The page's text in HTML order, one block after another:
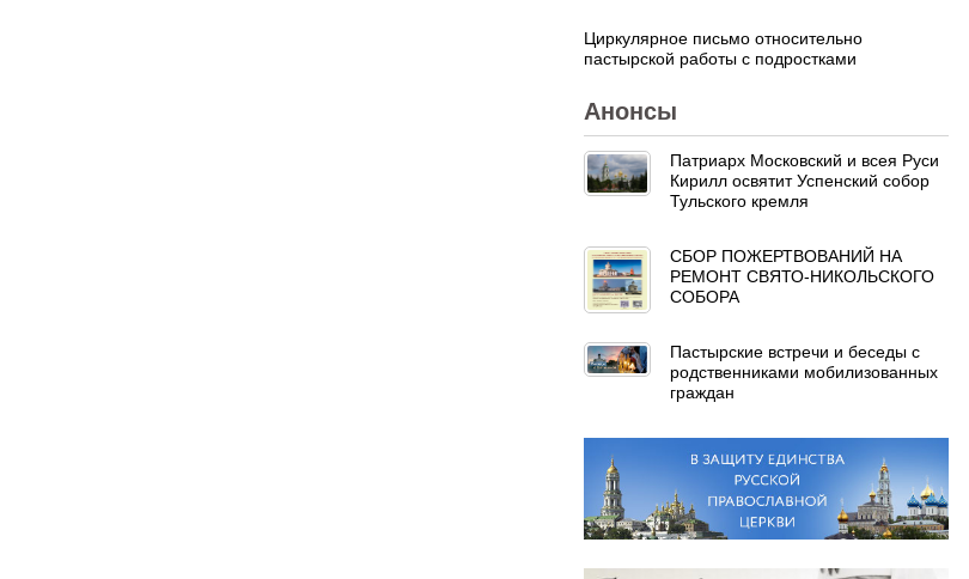
Циркулярное письмо относительно
пастырской работы с подростками
Анонсы
Патриарх Московский и всея Руси
Кирилл освятит Успенский собор
Тульского кремля
СБОР ПОЖЕРТВОВАНИЙ НА
РЕМОНТ СВЯТО-НИКОЛЬСКОГО
СОБОРА
Пастырские встречи и беседы с
родственниками мобилизованных
граждан